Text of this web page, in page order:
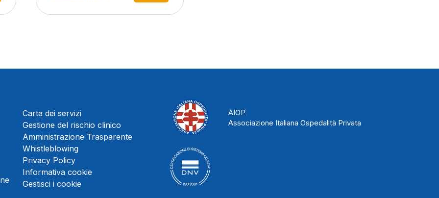
Carta dei servizi
Gestione del rischio clinico
Amministrazione Trasparente
Whistleblowing
Privacy Policy
Informativa cookie
Gestisci i cookie
AIOP
Associazione Italiana Ospedalità Privata